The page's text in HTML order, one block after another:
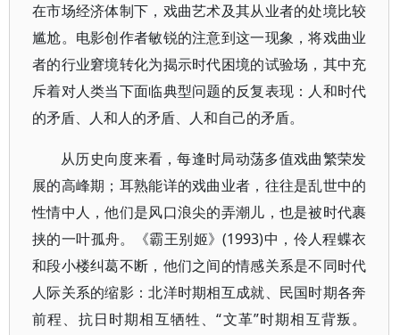
在市场经济体制下，戏曲艺术及其从业者的处境比较
尴尬。电影创作者敏锐的注意到这一现象，将戏曲业
者的行业窘境转化为揭示时代困境的试验场，其中充
斥着对人类当下面临典型问题的反复表现：人和时代
的矛盾、人和人的矛盾、人和自己的矛盾。
从历史向度来看，每逢时局动荡多值戏曲繁荣发
展的高峰期；耳熟能详的戏曲业者，往往是乱世中的
性情中人，他们是风口浪尖的弄潮儿，也是被时代裹
挟的一叶孤舟。《霸王别姬》(1993)中，伶人程蝶衣
和段小楼纠葛不断，他们之间的情感关系是不同时代
人际关系的缩影：北洋时期相互成就、民国时期各奔
前程、抗日时期相互牺牲、“文革”时期相互背叛。